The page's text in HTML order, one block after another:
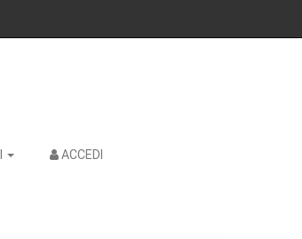
ACCEDI